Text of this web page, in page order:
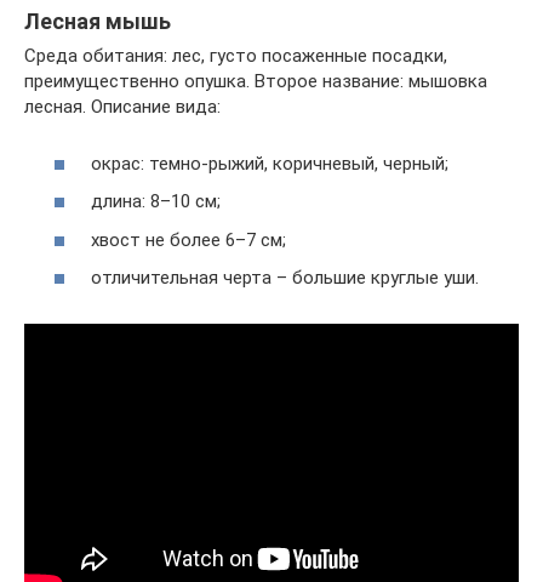
Лесная мышь
Среда обитания: лес, густо посаженные посадки,
преимущественно опушка. Второе название: мышовка
лесная. Описание вида:
окрас: темно-рыжий, коричневый, черный;
длина: 8–10 см;
хвост не более 6–7 см;
отличительная черта – большие круглые уши.